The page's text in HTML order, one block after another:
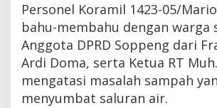
Personel Koramil 1423-05/
bahu-membahu dengan warga
Anggota DPRD Soppeng dari
Ardi Doma, serta Ketua RT
mengatasi masalah sampah
menyumbat saluran air.